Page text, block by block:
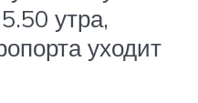
утра,
уходит